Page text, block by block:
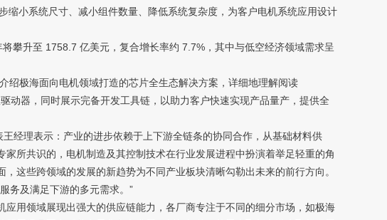
小系统尺寸、减小组件数量、降低系统复杂度，为客户电机系统应用设计
升至 1758.7 亿美元，复合增长率约 7.7%，其中与低空经济领域需求呈
极海面向电机领域打造的芯片全生态解决方案，详细地理解阅读
器，同时展示完备开发工具链，以助力客户快速实现产品量产，提供全
经理表示：产业的进步依赖于上下游全链条的协同合作，从基础材料供
所共识的，电机制造及其控制技术在行业发展进程中扮演着举足轻重的角
这些跨领域的发展的新趋势为不同产业板块清晰勾勒出未来的前行方向。
务及满足下游的多元需求。”
用领域展现出强大的供应链能力，各厂商专注于不同的细分市场，如极海